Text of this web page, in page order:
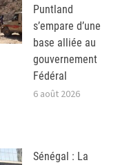
Puntland
s’empare d’une
base alliée au
gouvernement
Fédéral
6 août 2026
Sénégal : La